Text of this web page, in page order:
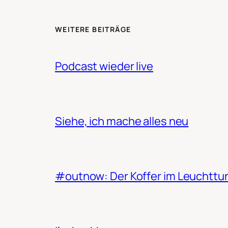
WEITERE BEITRÄGE
Podcast wieder live
Siehe, ich mache alles neu
#outnow: Der Koffer im